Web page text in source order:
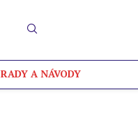
RADY A NÁVODY